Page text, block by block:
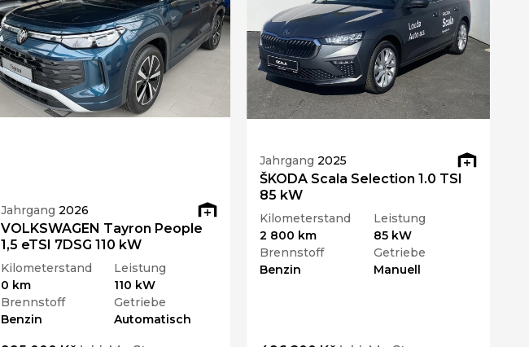
Jahrgang 2026
VOLKSWAGEN Tayron People
1,5 eTSI 7DSG 110 kW
Kilometerstand
0 km
Leistung
110 kW
Brennstoff
Benzin
Getriebe
Automatisch
Jahrgang 2025
ŠKODA Scala Selection 1.0 TSI
85 kW
Kilometerstand
2 800 km
Leistung
85 kW
Brennstoff
Benzin
Getriebe
Manuell